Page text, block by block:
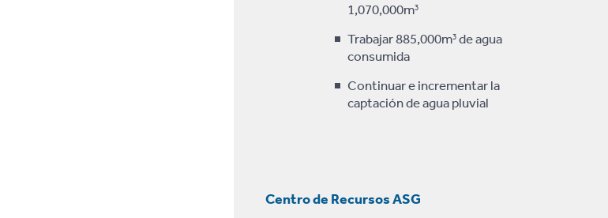
1,070,000m3
Trabajar 885,000m3de agua
consumida
Continuar e incrementar la
captación de agua pluvial
Centro de Recursos ASG